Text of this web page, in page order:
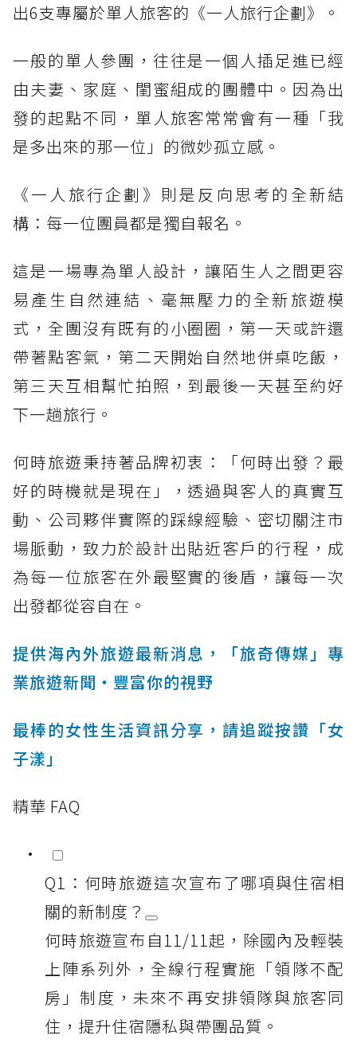
出6支專屬於單人旅客的《一人旅行企劃》。
一般的單人參團，往往是一個人插足進已經
由夫妻、家庭、閨蜜組成的團體中。因為出
發的起點不同，單人旅客常常會有一種「我
是多出來的那一位」的微妙孤立感。
《一人旅行企劃》則是反向思考的全新結
構：每一位團員都是獨自報名。
這是一場專為單人設計，讓陌生人之間更容
易產生自然連結、毫無壓力的全新旅遊模
式，全團沒有既有的小圈圈，第一天或許還
帶著點客氣，第二天開始自然地併桌吃飯，
第三天互相幫忙拍照，到最後一天甚至約好
下一趟旅行。
何時旅遊秉持著品牌初衷：「何時出發？最
好的時機就是現在」，透過與客人的真實互
動、公司夥伴實際的踩線經驗、密切關注市
場脈動，致力於設計出貼近客戶的行程，成
為每一位旅客在外最堅實的後盾，讓每一次
出發都從容自在。
提供海內外旅遊最新消息，「旅奇傳媒」專
業旅遊新聞‧豐富你的視野
最棒的女性生活資訊分享，請追蹤按讚「女
子漾」
精華 FAQ
Q1：何時旅遊這次宣布了哪項與住宿相
關的新制度？
何時旅遊宣布自11/11起，除國內及輕裝
上陣系列外，全線行程實施「領隊不配
房」制度，未來不再安排領隊與旅客同
住，提升住宿隱私與帶團品質。